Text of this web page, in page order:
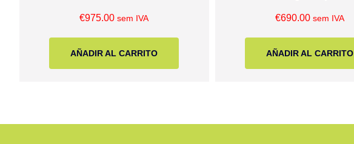
€975.00 sem IVA
AÑADIR AL CARRITO
€690.00 sem IVA
AÑADIR AL CARRITO